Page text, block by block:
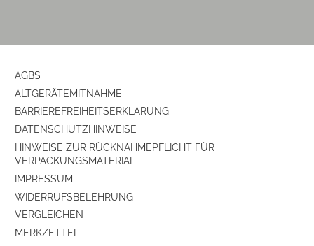
AGBS
ALTGERÄTEMITNAHME
BARRIEREFREIHEITSERKLÄRUNG
DATENSCHUTZHINWEISE
HINWEISE ZUR RÜCKNAHMEPFLICHT FÜR
VERPACKUNGSMATERIAL
IMPRESSUM
WIDERRUFSBELEHRUNG
VERGLEICHEN
MERKZETTEL